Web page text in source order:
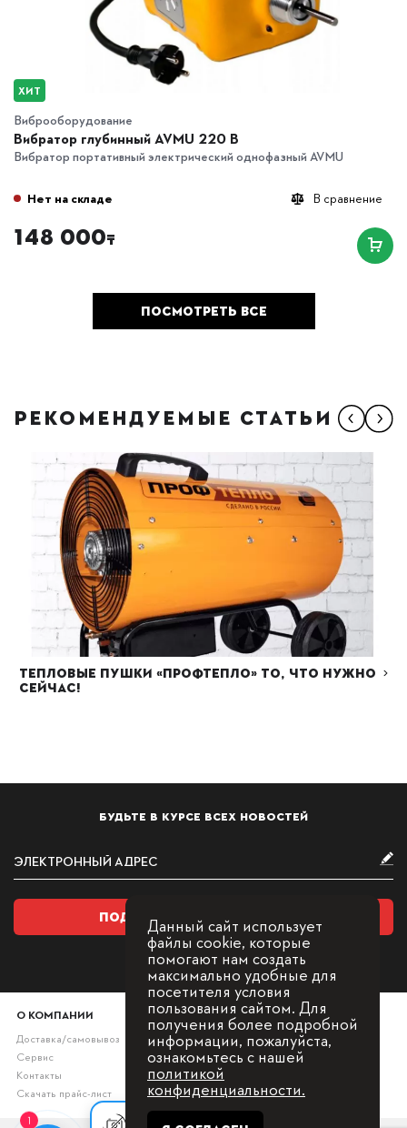
ХИТ
Виброоборудование
Вибратор глубинный AVMU 220 B
Вибратор портативный электрический однофазный AVMU
В сравнение
Нет на складе
148 000₸
ПОСМОТРЕТЬ ВСЕ
РЕКОМЕНДУЕМЫЕ СТАТЬИ
Тепловые пушки «ПРОФТЕПЛО» то, что нужно
сейчас!
БУДЬТЕ В КУРСЕ ВСЕХ НОВОСТЕЙ
ПОДПИСАТЬСЯ НА РАССЫЛКУ
О КОМПАНИИ
Доставка/самовывоз
Сервис
Контакты
Скачать прайс-лист
Данный сайт использует
файлы cookie, которые
помогают нам создать
максимально удобные для
посетителя условия
пользования сайтом. Для
получения более подробной
информации, пожалуйста,
ознакомьтесь с нашей
политикой
конфиденциальности.